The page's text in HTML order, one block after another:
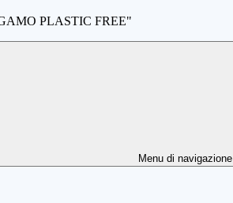
PLASTIC FREE"
Menu di navigazione